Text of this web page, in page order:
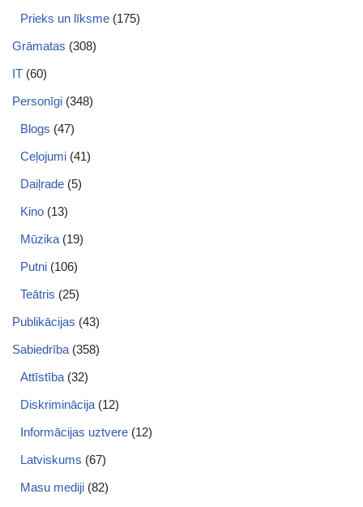
Prieks un līksme (175)
Grāmatas (308)
IT (60)
Personīgi (348)
Blogs (47)
Ceļojumi (41)
Daiļrade (5)
Kino (13)
Mūzika (19)
Putni (106)
Teātris (25)
Publikācijas (43)
Sabiedrība (358)
Attīstība (32)
Diskriminācija (12)
Informācijas uztvere (12)
Latviskums (67)
Masu mediji (82)